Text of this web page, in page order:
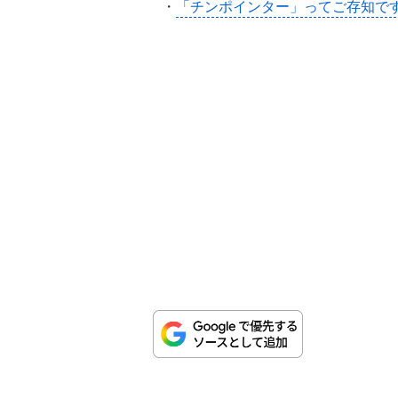
・ 「チンポインター」ってご存知で